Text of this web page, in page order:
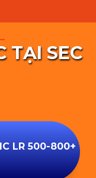
TẠI SEC
LR 500-800+